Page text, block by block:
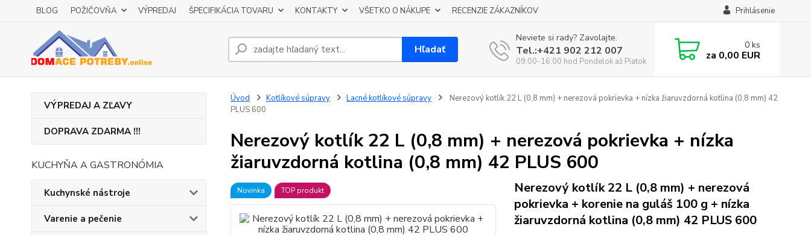
BLOG POŽIČOVŇA VÝPREDAJ ŠPECIFIKÁCIA TOVARU KONTAKTY VŠETKO O NÁKUPE RECENZIE ZÁKAZNÍKOV Prihlásenie
Hľadať
Neviete si rady? Zavolajte.
Tel.:+421 902 212 007
09:00-16:00 hod Pondelok až Piatok
0 ks
za 0,00 EUR
VÝPREDAJ A ZĽAVY
DOPRAVA ZDARMA !!!
KUCHYŇA A GASTRONÓMIA
Kuchynské nástroje
Varenie a pečenie
Úvod Kotlíkové súpravy Lacné kotlíkové súpravy
Nerezový kotlík 22 L (0,8 mm) + nerezová pokrievka + nízka žiaruvzdorná kotlina (0,8 mm) 42
PLUS 600
Nerezový kotlík 22 L (0,8 mm) + nerezová pokrievka + nízka
žiaruvzdorná kotlina (0,8 mm) 42 PLUS 600
Novinka TOP produkt
Nerezový kotlík 22 L (0,8 mm) + nerezová
pokrievka + korenie na guláš 100 g + nízka
žiaruvzdorná kotlina (0,8 mm) 42 PLUS 600